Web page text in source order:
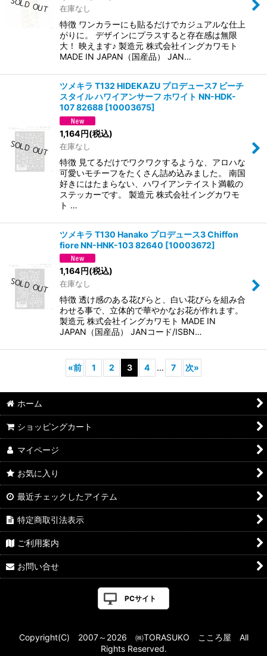
在庫なし
特徴 ワンカラーにも貼るだけでカジュアルな仕上
がりに。 デザインにプラスすると存在感は無限
大！ 映えます♪ 製造元 株式会社イングカワモト
MADE IN JAPAN（国産品） JAN…
ツメキラ T132 HIDEKAZU プロデュース7 ビーチ
スタイル ハワイアンサーフ ホワイト NN-HDK-
107 82688 [10003675]
1,164円(税込)
在庫なし
特徴 見てるだけでワクワクするような、アロハな
可愛いモチーフをたくさん詰め込みました。 南国
好きにはたまらない、ハワイアンテイスト満載の
ステッカーです。 製造元 株式会社イングカワモ
ト …
ツメキラ T130 Hanako プロデュース3 Chiffon
fiore NN-HNK-103 82640 [10003672]
1,164円(税込)
在庫なし
特徴 透け感のある花びらと、白い花びらを組み合
わせる事で、立体的で華やかなお花が作れます。
製造元 株式会社イングカワモト MADE IN
JAPAN（国産品） JANコード/ISBN…
«前 1 2 3 4 ... 7 次»
ホーム
ショッピングカート
マイページ
お気に入り
最近チェックしたアイテム
特定商取引法表示
ご利用案内
お問い合せ
PCサイト
Copyright(C) 2007～2026 ㈱TORASUKO こころ屋 All
Rights Reserved.